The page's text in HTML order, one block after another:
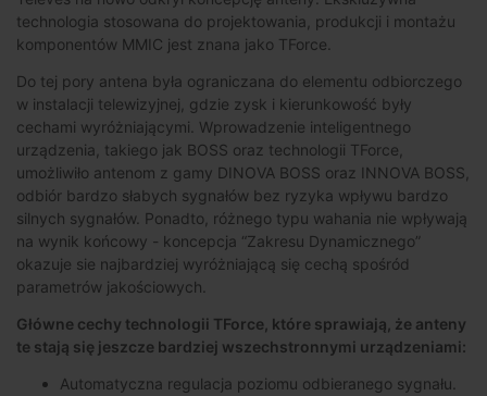
technologia stosowana do projektowania, produkcji i montażu
komponentów MMIC jest znana jako TForce.
Do tej pory antena była ograniczana do elementu odbiorczego
w instalacji telewizyjnej, gdzie zysk i kierunkowość były
cechami wyróżniającymi. Wprowadzenie inteligentnego
urządzenia, takiego jak BOSS oraz technologii TForce,
umożliwiło antenom z gamy DINOVA BOSS oraz INNOVA BOSS,
odbiór bardzo słabych sygnałów bez ryzyka wpływu bardzo
silnych sygnałów. Ponadto, różnego typu wahania nie wpływają
na wynik końcowy - koncepcja “Zakresu Dynamicznego”
okazuje sie najbardziej wyróżniającą się cechą spośród
parametrów jakościowych.
Główne cechy technologii TForce, które sprawiają, że anteny
te stają się jeszcze bardziej wszechstronnymi urządzeniami:
Automatyczna regulacja poziomu odbieranego sygnału.